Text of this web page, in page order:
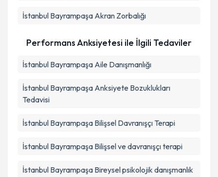
İstanbul Bayrampaşa Akran Zorbalığı
Performans Anksiyetesi ile İlgili Tedaviler
İstanbul Bayrampaşa Aile Danışmanlığı
İstanbul Bayrampaşa Anksiyete Bozuklukları
Tedavisi
İstanbul Bayrampaşa Bilişsel Davranışçı Terapi
İstanbul Bayrampaşa Bilişsel ve davranışçı terapi
İstanbul Bayrampaşa Bireysel psikolojik danışmanlık